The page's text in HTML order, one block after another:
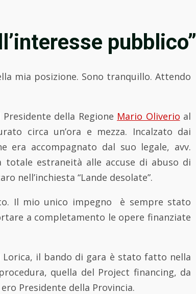
pubblico”
mia posizione. Sono tranquillo. Attendo
della Regione Mario Oliverio al
circa un’ora e mezza. Incalzato dai
era accompagnato dal suo legale, avv.
estraneità alle accuse di abuso di
nell’inchiesta “Lande desolate”.
Il mio unico impegno è sempre stato
a completamento le opere finanziate
il bando di gara è stato fatto nella
quella del Project financing, da
Presidente della Provincia.